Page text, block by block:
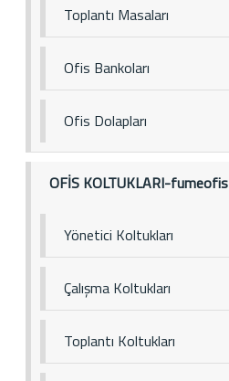
Toplantı Masaları
Ofis Bankoları
Ofis Dolapları
OFİS KOLTUKLARI-fumeofis
Yönetici Koltukları
Çalışma Koltukları
Toplantı Koltukları